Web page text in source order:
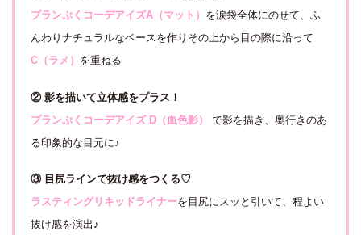
プランぷくコーデアイズA（マット） を涙袋全体にのせて、ふ
んわりナチュラルなベースを作りその上から目の際に沿って
C（ラメ） を重ねる
② 影を描いて立体感をプラス！
プランぷくコーデアイズ D（血色影）
で影を描き、奥行きのあ
る印象的な目元に♪
③ 目尻ラインで抜け感をつくる♡
ラスティングリキッドライナーを目尻にスッと引いて、程よい
抜け感を演出♪